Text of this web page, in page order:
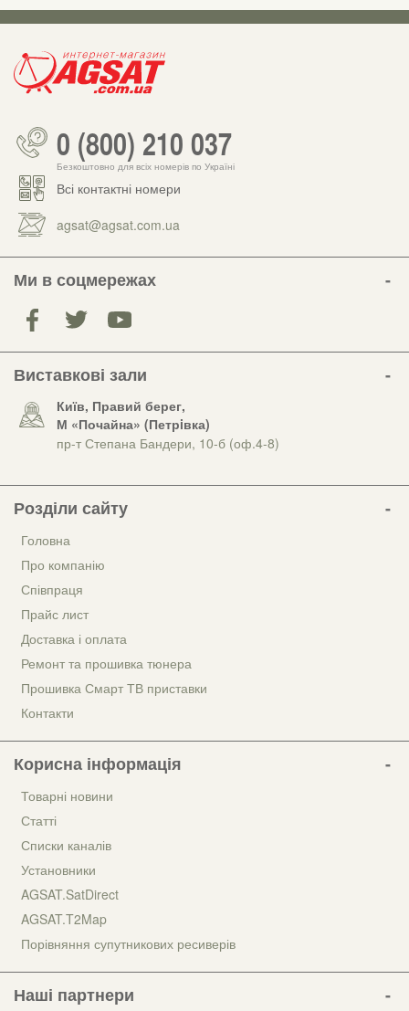
0 (800) 210 037
Безкоштовно для всіх номерів по Україні
Всі контактні номери
agsat@agsat.com.ua
Ми в соцмережах
Виставкові зали
Київ, Правий берег,
М «Почайна» (Петрiвка)
пр-т Степана Бандери, 10-б (оф.4-8)
Розділи сайту
Головна
Про компанію
Співпраця
Прайс лист
Доставка і оплата
Ремонт та прошивка тюнера
Прошивка Смарт ТВ приставки
Контакти
Корисна інформація
Товарні новини
Статті
Списки каналів
Установники
AGSAT.SatDirect
AGSAT.T2Map
Порівняння супутникових ресиверів
Наші партнери